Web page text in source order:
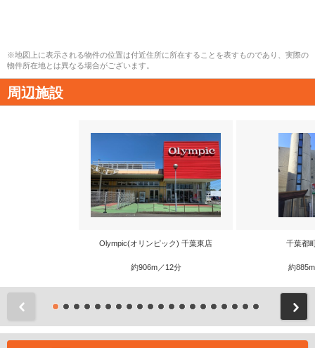
※地図上に表示される物件の位置は付近住所に所在することを表すものであり、実際の
物件所在地とは異なる場合がございます。
周辺施設
Olympic(オリンピック) 千葉東店
約906m／12分
千葉都
約